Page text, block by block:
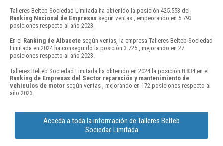
Talleres Belteb Sociedad Limitada ha obtenido la posición 425.553 del
Ranking Nacional de Empresas según ventas , empeorando en 5.793
posiciones respecto al año 2023.
En el Ranking de Albacete según ventas, la empresa Talleres Belteb Sociedad
Limitada en 2024 ha conseguido la posición 3.725 , mejorando en 27
posiciones respecto al año 2023.
Talleres Belteb Sociedad Limitada ha obtenido en 2024 la posición 8.834 en el
Ranking de Empresas del Sector reparación y mantenimiento de
vehículos de motor según ventas , mejorando en 172 posiciones respecto al
año 2023.
Acceda a toda la información de Talleres Belteb
Sociedad Limitada